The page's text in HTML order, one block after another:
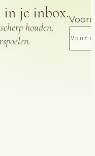
je inbox.
houden,